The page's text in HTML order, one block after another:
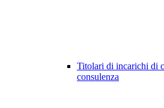
Titolari di incarichi di
consulenza